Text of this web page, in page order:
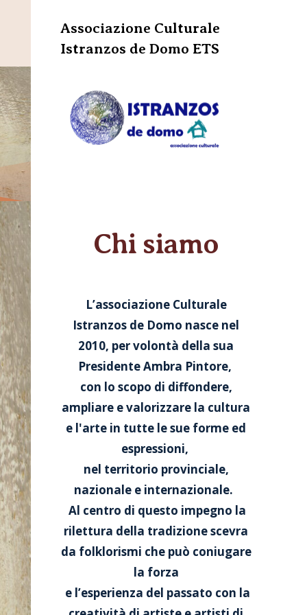
Associazione Culturale
Istranzos de Domo ETS
Chi siamo
L’associazione Culturale
Istranzos de Domo nasce nel
2010, per volontà della sua
Presidente Ambra Pintore,
con lo scopo di diffondere,
ampliare e valorizzare la cultura
e l'arte in tutte le sue forme ed
espressioni,
nel territorio provinciale,
nazionale e internazionale.
Al centro di questo impegno la
rilettura della tradizione scevra
da folklorismi che può coniugare
la forza
e l’esperienza del passato con la